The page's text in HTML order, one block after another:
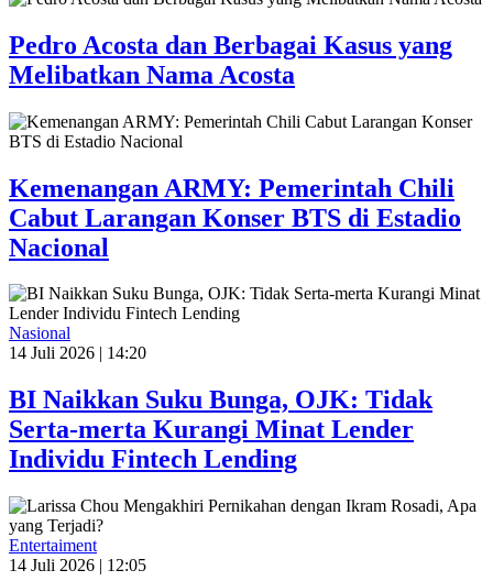
Pedro Acosta dan Berbagai Kasus yang
Melibatkan Nama Acosta
Kemenangan ARMY: Pemerintah Chili
Cabut Larangan Konser BTS di Estadio
Nacional
Nasional
14 Juli 2026 | 14:20
BI Naikkan Suku Bunga, OJK: Tidak
Serta-merta Kurangi Minat Lender
Individu Fintech Lending
Entertaiment
14 Juli 2026 | 12:05